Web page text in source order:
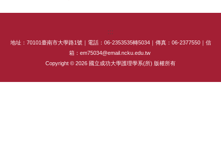
申請表及範本
教室借用(限學系IP)
國際交流
:::
地址：70101臺南市大學路1號｜電話：06-2353535轉5034｜傳真：06-2377550｜信
箱：em75034@email.ncku.edu.tw
Copyright © 2026 國立成功大學護理學系(所) 版權所有